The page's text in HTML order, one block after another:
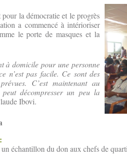
la démocratie et le progrès
a commencé à intérioriser
le porte de masques et la
à domicile pour une personne
n’est pas facile. Ce sont des
C’est maintenant au
décompresser un peu la
Ibovi.
échantillon du don aux chefs de